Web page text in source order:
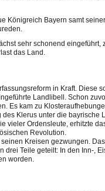
Königreich Bayern samt
sehr schonend
das Land.
in Kraft.
Landlibell. Schon
Es kam zu
Klerus unter die
vieler Ordensleute, erhitzte
Revolution.
Kreisen gezwungen.
Teile geteilt: In den Inn-,
worden.